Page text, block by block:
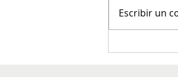
Escribir un